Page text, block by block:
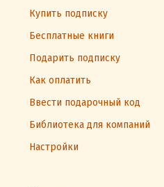
Купить подписку
Бесплатные книги
Подарить подписку
Как оплатить
Ввести подарочный код
Библиотека для компаний
Настройки